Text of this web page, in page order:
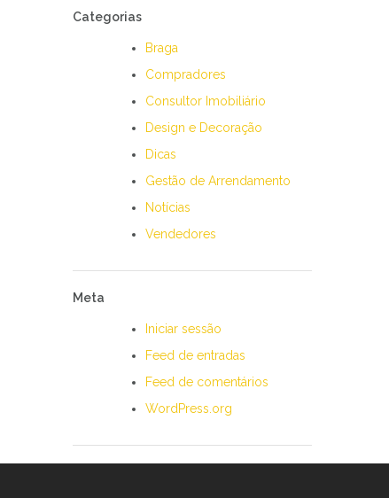
Categorias
Braga
Compradores
Consultor Imobiliário
Design e Decoração
Dicas
Gestão de Arrendamento
Notícias
Vendedores
Meta
Iniciar sessão
Feed de entradas
Feed de comentários
WordPress.org